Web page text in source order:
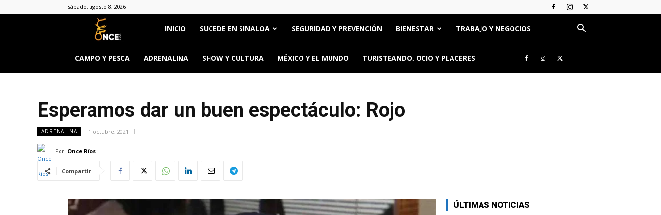
sábado, agosto 8, 2026
Once
Ríos
INICIO SUCEDE EN SINALOA SEGURIDAD Y PREVENCIÓN BIENESTAR TRABAJO Y NEGOCIOS
CAMPO Y PESCA ADRENALINA SHOW Y CULTURA MÉXICO Y EL MUNDO TURISTEANDO, OCIO Y PLACERES
Esperamos dar un buen espectáculo: Rojo
ADRENALINA 1 octubre, 2021
Por: Once Ríos
Compartir
ÚLTIMAS NOTICIAS